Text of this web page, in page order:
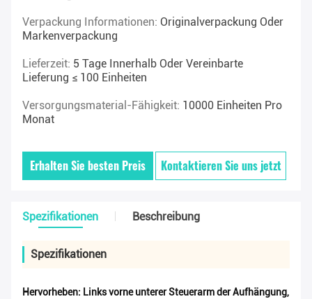
Verpackung Informationen: Originalverpackung Oder
Markenverpackung
Lieferzeit: 5 Tage Innerhalb Oder Vereinbarte
Lieferung ≤ 100 Einheiten
Versorgungsmaterial-Fähigkeit: 10000 Einheiten Pro
Monat
Erhalten Sie besten Preis Kontaktieren Sie uns jetzt
Spezifikationen Beschreibung
Spezifikationen
Hervorheben: Links vorne unterer Steuerarm der Aufhängung,